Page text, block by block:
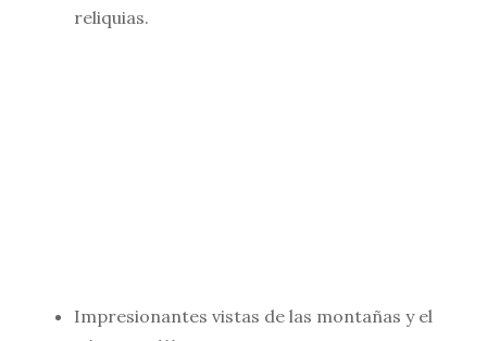
reliquias.
Impresionantes vistas de las montañas y el